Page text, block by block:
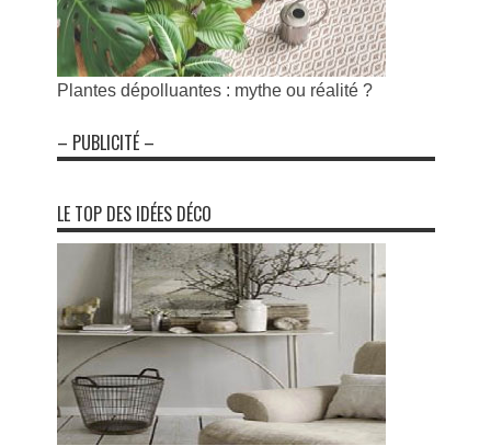
Plantes dépolluantes : mythe ou réalité ?
– PUBLICITÉ –
LE TOP DES IDÉES DÉCO